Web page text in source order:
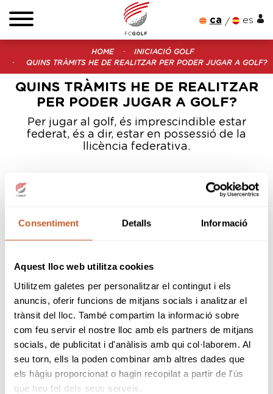
Consentiment Detalls Informació
Aquest lloc web utilitza cookies
Utilitzem galetes per personalitzar el contingut i els
anuncis, oferir funcions de mitjans socials i analitzar el
trànsit del lloc. També compartim la informació sobre
com feu servir el nostre lloc amb els partners de mitjans
socials, de publicitat i d'anàlisis amb qui col·laborem. Al
seu torn, ells la poden combinar amb altres dades que
els hàgiu proporcionat o hagin recopilat a partir de l'ús
que heu fet dels seus serveis.
ca es
HOME
INICIACIÓ GOLF
QUINS TRÀMITS HE DE REALITZAR PER PODER JUGAR A GOLF?
QUINS TRÀMITS HE DE REALITZAR
PER PODER JUGAR A GOLF?
Per jugar al golf, és imprescindible estar
federat, és a dir, estar en possessió de la
llicència federativa.
Segons les normes del Consell Superior
jugador aficionat és obligatòria per practicar
llicència cobreix
pràctica del golf, en un camp degudament
homologat.
Informi's en la FCGolf o faci clic en
FEDERA'T per saber tots els detalls sobre com
obtenir la seva llicència federativa.
FEDERA'T